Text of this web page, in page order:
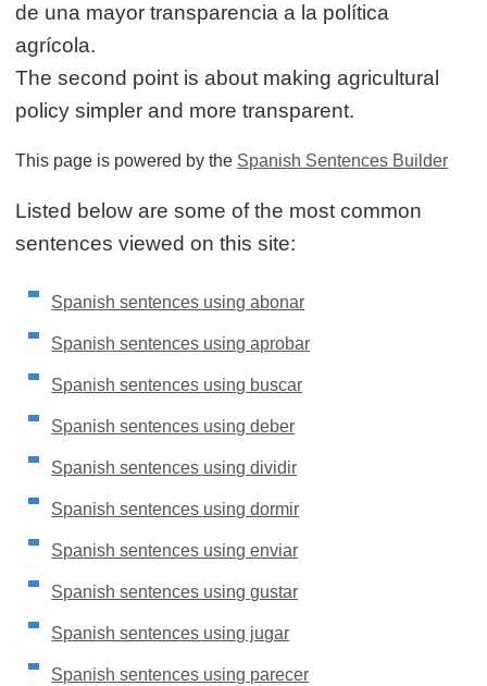
de una mayor transparencia a la política
agrícola.
The second point is about making agricultural
policy simpler and more transparent.
This page is powered by the Spanish Sentences Builder
Listed below are some of the most common
sentences viewed on this site:
Spanish sentences using abonar
Spanish sentences using aprobar
Spanish sentences using buscar
Spanish sentences using deber
Spanish sentences using dividir
Spanish sentences using dormir
Spanish sentences using enviar
Spanish sentences using gustar
Spanish sentences using jugar
Spanish sentences using parecer